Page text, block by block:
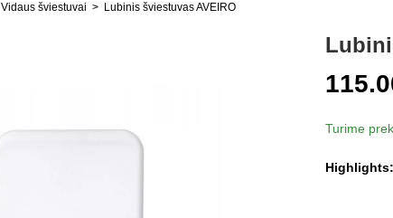
Vidaus šviestuvai Lubinis šviestuvas AVEIRO
Turime
Highlights: